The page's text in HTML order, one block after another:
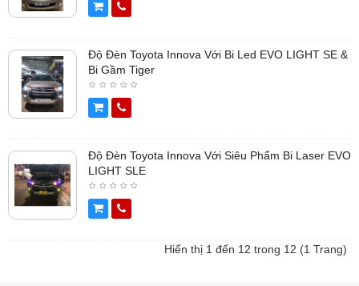
Độ Đèn Toyota Innova Với Bi Led EVO LIGHT SE &
Bi Gầm Tiger
Độ Đèn Toyota Innova Với Siêu Phẩm Bi Laser EVO
LIGHT SLE
Hiển thị 1 đến 12 trong 12 (1 Trang)